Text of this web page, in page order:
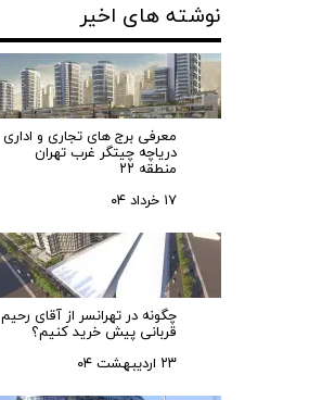
نوشته های اخیر
معرفی برج های تجاری و اداری
دریاچه چیتگر غرب تهران
منطقه ۲۲
۱۷ خرداد ۰۴
چگونه در تهرانسر از آقای رحیم
قربانی پیش خرید کنیم؟
۲۳ اردیبهشت ۰۴